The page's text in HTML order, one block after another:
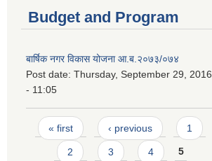
Budget and Program
बार्षिक नगर विकास योजना आ.ब.२०७३/०७४
Post date: Thursday, September 29, 2016
- 11:05
Pages
« first ‹ previous 1
2 3 4 5